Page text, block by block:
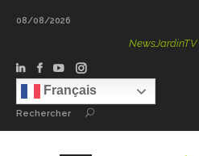
08/08/2026
NewsJardinTV –
Français
Rechercher